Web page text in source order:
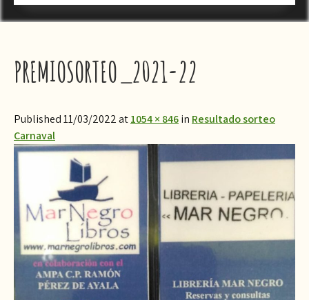
PREMIOSORTEO_2021-22
Published 11/03/2022 at1054 × 846in Resultado sorteo
Carnaval